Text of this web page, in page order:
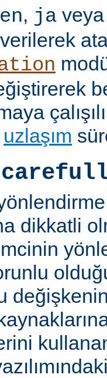
en, ja
uzlaşım
dikkatli